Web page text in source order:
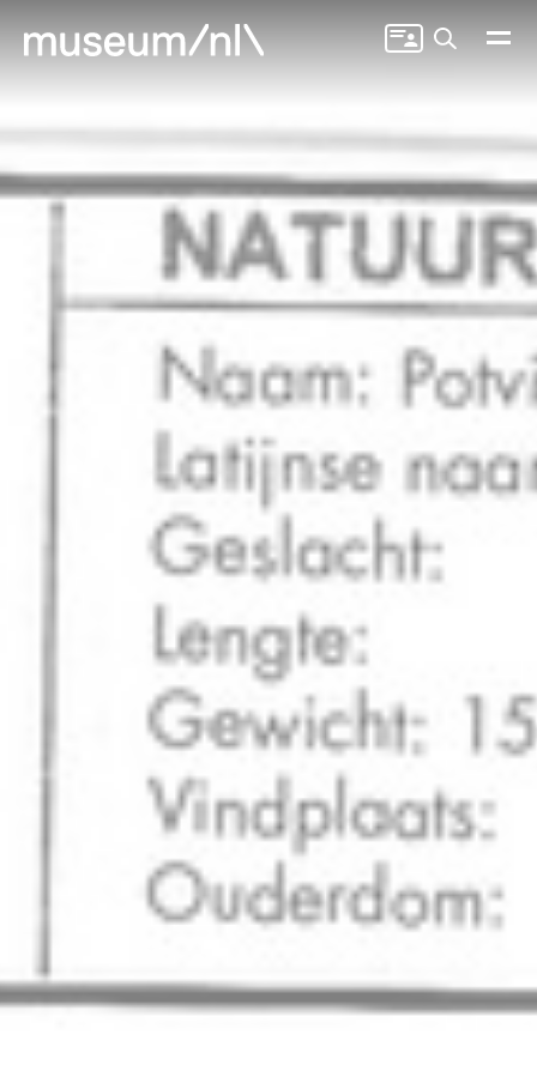
Zoeken